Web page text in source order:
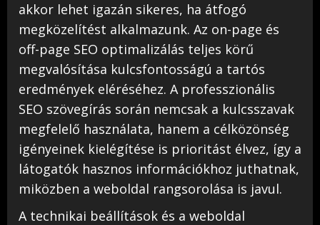
akkor lehet igazán sikeres, ha átfogó
megközelítést alkalmazunk. Az on-page és
off-page SEO optimalizálás teljes körű
megvalósítása kulcsfontosságú a tartós
eredmények eléréséhez. A professzionális
SEO szövegírás során nemcsak a kulcsszavak
megfelelő használata, hanem a célközönség
igényeinek kielégítése is prioritást élvez, így a
látogatók hasznos információkhoz juthatnak,
miközben a weboldal rangsorolása is javul.
A technikai beállítások és a weboldal